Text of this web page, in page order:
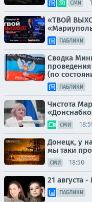
СМИ
«ТВОЙ
ПАБЛИКИ
Сводка
(по
ПАБЛИКИ
Чистота
СМИ
Донецк, у
мы таки
СМИ 18:50
21 августа
ПАБЛИКИ